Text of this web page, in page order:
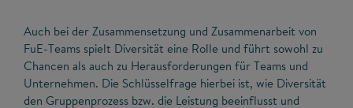
Auch bei der Zusammensetzung und Zusammenarbeit von
FuE-Teams spielt Diversität eine Rolle und führt sowohl zu
Chancen als auch zu Herausforderungen für Teams und
Unternehmen. Die Schlüsselfrage hierbei ist, wie Diversität
den Gruppenprozess bzw. die Leistung beeinflusst und